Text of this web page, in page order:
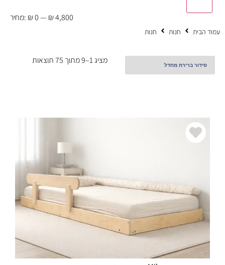
מחיר: ₪ 0— ₪ 4,800
עמוד הבית חנות חנות
מציג 1–9 מתוך 75 תוצאות